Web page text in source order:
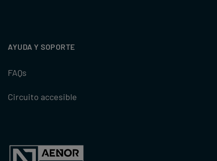
AYUDA Y SOPORTE
FAQs
Circuito accesible